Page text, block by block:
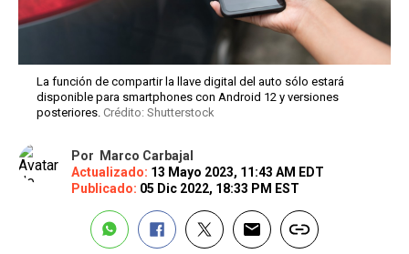
La función de compartir la llave digital del auto sólo estará
disponible para smartphones con Android 12 y versiones
posteriores. Crédito: Shutterstock
Por
Marco Carbajal
Actualizado: 13 Mayo 2023, 11:43 AM EDT
Publicado: 05 Dic 2022, 18:33 PM EST